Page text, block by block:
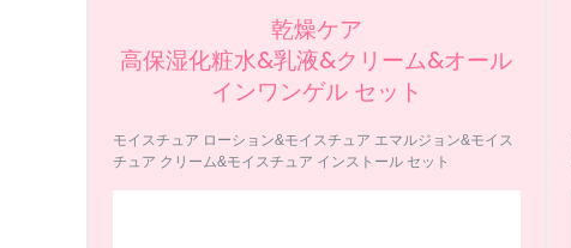
乾燥ケア
高保湿化粧水&乳液&クリーム&オール
インワンゲル セット
モイスチュア ローション&モイスチュア エマルジョン&モイス
チュア クリーム&モイスチュア インストール セット